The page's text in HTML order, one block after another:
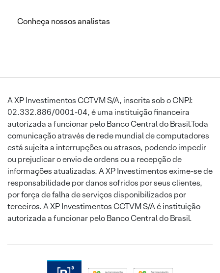
Conheça nossos analistas
A XP Investimentos CCTVM S/A, inscrita sob o CNPJ:
02.332.886/0001-04, é uma instituição financeira
autorizada a funcionar pelo Banco Central do Brasil.Toda
comunicação através de rede mundial de computadores
está sujeita a interrupções ou atrasos, podendo impedir
ou prejudicar o envio de ordens ou a recepção de
informações atualizadas. A XP Investimentos exime-se de
responsabilidade por danos sofridos por seus clientes,
por força de falha de serviços disponibilizados por
terceiros. A XP Investimentos CCTVM S/A é instituição
autorizada a funcionar pelo Banco Central do Brasil.